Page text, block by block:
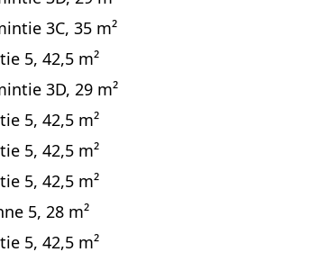
3C, 35 m²
5, 42,5 m²
3D, 29 m²
5, 42,5 m²
5, 42,5 m²
5, 42,5 m²
5, 28 m²
5, 42,5 m²